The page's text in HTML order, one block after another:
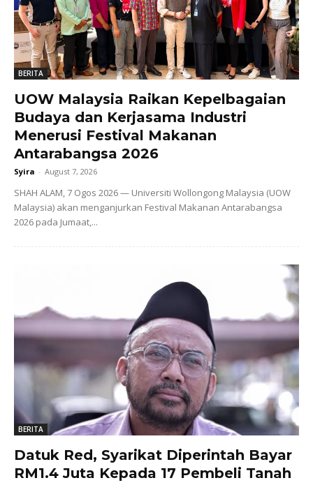
BERITA
UOW Malaysia Raikan Kepelbagaian
Budaya dan Kerjasama Industri
Menerusi Festival Makanan
Antarabangsa 2026
Syira - August 7, 2026
SHAH ALAM, 7 Ogos 2026 — Universiti Wollongong Malaysia (UOW
Malaysia) akan menganjurkan Festival Makanan Antarabangsa
2026 pada Jumaat,...
BERITA
Datuk Red, Syarikat Diperintah Bayar
RM1.4 Juta Kepada 17 Pembeli Tanah